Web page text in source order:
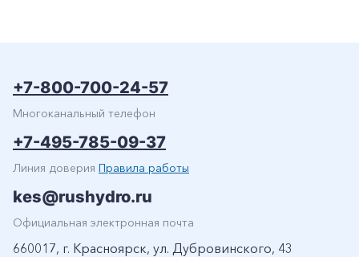
+7-800-700-24-57
Многоканальный телефон
+7-495-785-09-37
Линия доверия Правила работы
kes@rushydro.ru
Официальная электронная почта
660017, г. Красноярск, ул. Дубровинского, 43